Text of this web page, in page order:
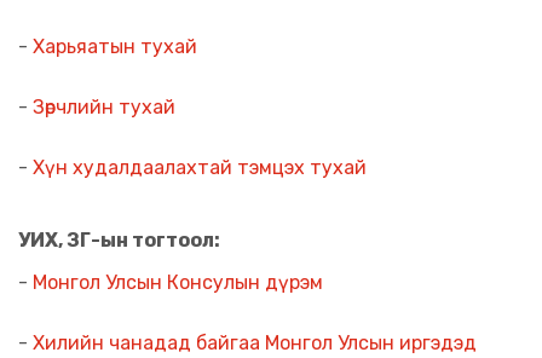
- Харьяатын тухай
- Зөрчлийн тухай
- Хүн худалдаалахтай тэмцэх тухай
УИХ, ЗГ-ын тогтоол:
- Монгол Улсын Консулын дүрэм
- Хилийн чанадад байгаа Монгол Улсын иргэдэд